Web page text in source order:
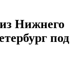
Нижнего
под